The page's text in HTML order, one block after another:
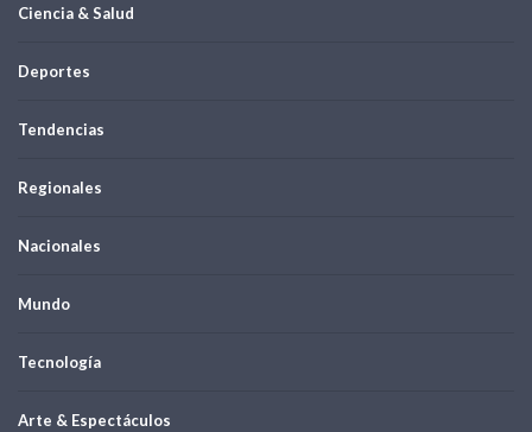
Ciencia & Salud
Deportes
Tendencias
Regionales
Nacionales
Mundo
Tecnología
Arte & Espectáculos